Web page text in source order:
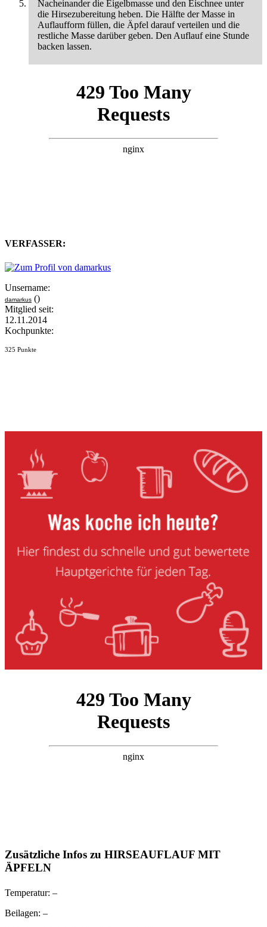
Nacheinander die Eigelbmasse und den Eischnee unter
die Hirsezubereitung heben. Die Hälfte der Masse in
Auflaufform füllen, die Äpfel darauf verteilen und die
restliche Masse darüber geben. Den Auflauf eine Stunde
backen lassen.
VERFASSER:
Unsername:
damarkus ()
Mitglied seit:
12.11.2014
Kochpunkte:
325 Punkte
Zusätzliche Infos zu HIRSEAUFLAUF MIT
ÄPFELN
Temperatur: –
Beilagen: –